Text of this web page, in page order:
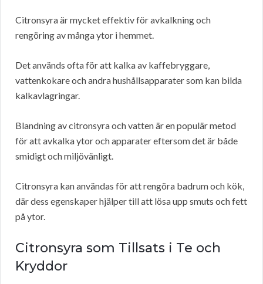
Citronsyra är mycket effektiv för avkalkning och
rengöring av många ytor i hemmet.
Det används ofta för att kalka av kaffebryggare,
vattenkokare och andra hushållsapparater som kan bilda
kalkavlagringar.
Blandning av citronsyra och vatten är en populär metod
för att avkalka ytor och apparater eftersom det är både
smidigt och miljövänligt.
Citronsyra kan användas för att rengöra badrum och kök,
där dess egenskaper hjälper till att lösa upp smuts och fett
på ytor.
Citronsyra som Tillsats i Te och
Kryddor